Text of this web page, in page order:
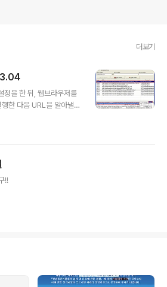
더보기
정을 한 뒤, 웹브라우저를
한 다음 URL을 알아낼
. 항목을 선택하면 하단
저 금지해 놓은 경우라면
. (대부분의 유료 스트리
URL Snooper는 숨겨진
!!